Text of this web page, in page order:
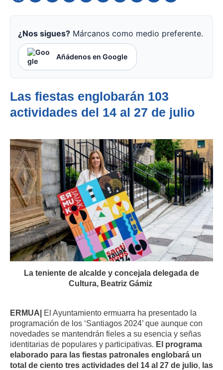
¿Nos sigues? Márcanos como medio preferente.
Añádenos en Google
Las fiestas englobarán 103
actividades del 14 al 27 de julio
La teniente de alcalde y concejala delegada de
Cultura, Beatriz Gámiz
ERMUA| El Ayuntamiento ermuarra ha presentado la
programación de los ‘Santiagos 2024’ que aunque con
novedades se mantendrán fieles a su esencia y señas
identitarias de populares y participativas. El programa
elaborado para las fiestas patronales englobará un
total de ciento tres actividades del 14 al 27 de julio, las